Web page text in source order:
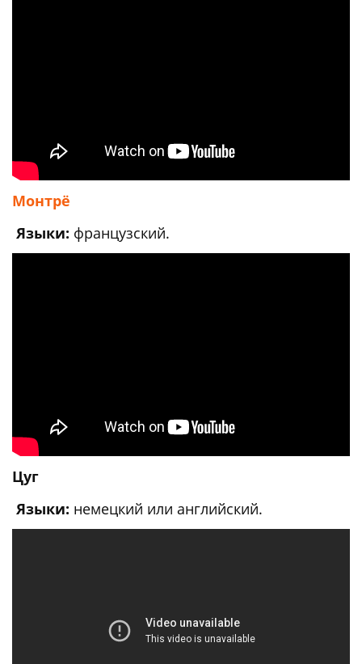
Монтрё
Языки: французский.
Цуг
Языки: немецкий или английский.